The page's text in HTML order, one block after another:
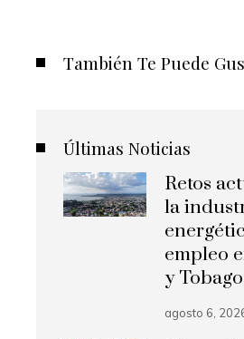
También Te Puede
Últimas Noticias
Retos
la
empleo
y Tobago
agosto 6,